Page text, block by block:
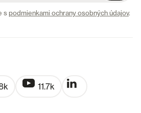
spodmienkami ochrany osobných údajov.
11.7k